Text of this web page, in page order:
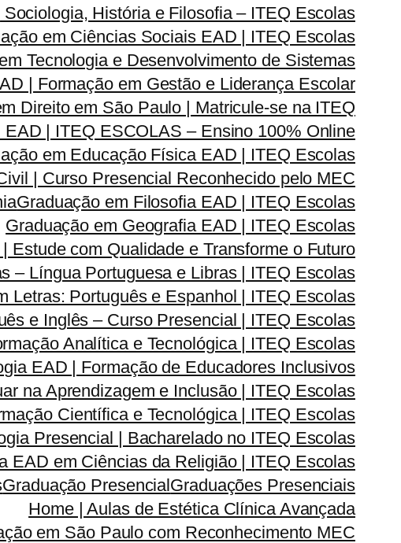
História e Filosofia – ITEQ Escolas
em Ciências Sociais EAD | ITEQ Escolas
Tecnologia e Desenvolvimento de Sistemas
| Formação em Gestão e Liderança Escolar
Direito em São Paulo | Matricule-se na ITEQ
| ITEQ ESCOLAS – Ensino 100% Online
em Educação Física EAD | ITEQ Escolas
| Curso Presencial Reconhecido pelo MEC
Graduação em Filosofia EAD | ITEQ Escolas
Graduação em Geografia EAD | ITEQ Escolas
Estude com Qualidade e Transforme o Futuro
– Língua Portuguesa e Libras | ITEQ Escolas
Letras: Português e Espanhol | ITEQ Escolas
e Inglês – Curso Presencial | ITEQ Escolas
Analítica e Tecnológica | ITEQ Escolas
EAD | Formação de Educadores Inclusivos
na Aprendizagem e Inclusão | ITEQ Escolas
Científica e Tecnológica | ITEQ Escolas
Presencial | Bacharelado no ITEQ Escolas
EAD em Ciências da Religião | ITEQ Escolas
Graduação PresencialGraduações Presenciais
Home | Aulas de Estética Clínica Avançada
em São Paulo com Reconhecimento MEC